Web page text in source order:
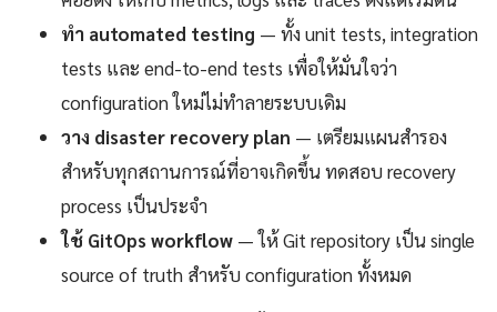
ทำ automated testing — ทั้ง unit tests, integration
tests และ end-to-end tests เพื่อให้มั่นใจว่า
configuration ใหม่ไม่ทำลายระบบเดิม
วาง disaster recovery plan — เตรียมแผนสำรอง
สำหรับทุกสถานการณ์ที่อาจเกิดขึ้น ทดสอบ recovery
process เป็นประจำ
ใช้ GitOps workflow — ให้ Git repository เป็น single
source of truth สำหรับ configuration ทั้งหมด